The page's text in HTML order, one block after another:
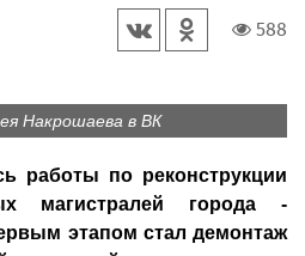
588
Накрошаева в ВК
работы по реконструкции
магистралей города -
этапом стал демонтаж